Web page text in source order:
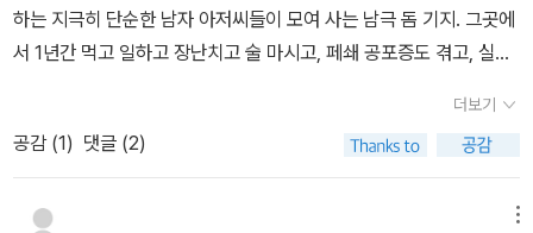
하는 지극히 단순한 남자 아저씨들이 모여 사는 남극 돔 기지. 그곳에
서 1년간 먹고 일하고 장난치고 술 마시고, 페쇄 공포증도 겪고, 실연
영화다.다운받아 놓은지 거반 6개월만에 본 영화, 속이 다 시원하다.
드디어 삭제를 할 수 있게 되서 말이다. 전형적인 일본 영화라고나 할
까. 잘 차려진 음식이 나오고, 그걸 정말 맛있게 먹는 사람들이 나오
고, 드라마틱하진 않지만 사람들의 이야기가 과장없이 전개되는 그런
더보기
공감 (1) 댓글 (2)